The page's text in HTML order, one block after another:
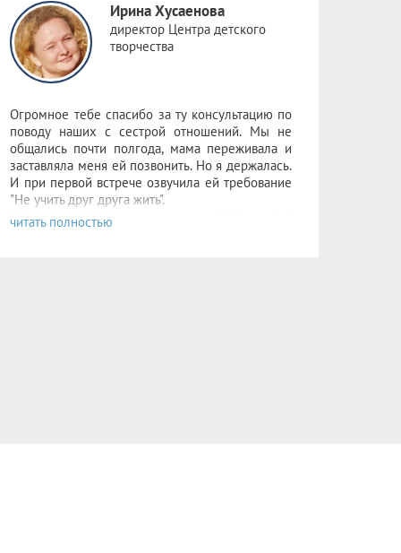
Ирина Хусаенова
директор Центра детского
творчества
Огромное тебе спасибо за ту консультацию по
поводу наших с сестрой отношений. Мы не
общались почти полгода, мама переживала и
заставляла меня ей позвонить. Но я держалась.
И при первой встрече озвучила ей требование
"Не учить друг друга жить".
С Нового года никаких инцидентов!!!! Спасибо!